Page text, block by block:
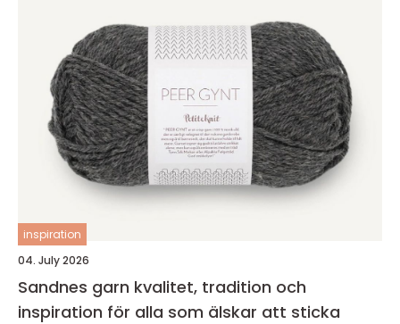
inspiration
04. July 2026
Sandnes garn kvalitet, tradition och
inspiration för alla som älskar att sticka